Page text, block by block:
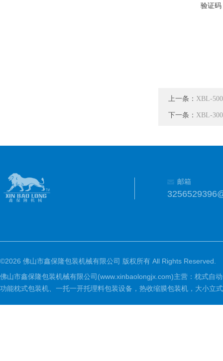
验证码
上一条： XBL-
下一条： XBL-
邮箱
©2026 佛山市鑫保隆包装机械有限公司 版权所有 All Rights Reserved.
佛山市鑫保隆包装机械有限公司(www.xinbaolongjx.com)主营：枕式自
功能枕式包装机、一托一开托理料包装设备，热收缩膜包装机，大小立